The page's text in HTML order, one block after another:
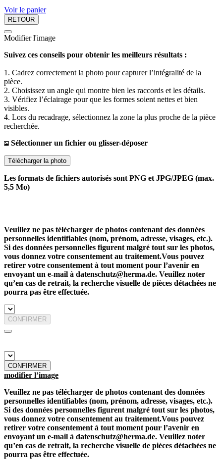
Voir le panier
RETOUR
Modifier l'image
Suivez ces conseils pour obtenir les meilleurs résultats :
1. Cadrez correctement la photo pour capturer l’intégralité de la
pièce.
2. Choisissez un angle qui montre bien les raccords et les détails.
3. Vérifiez l’éclairage pour que les formes soient nettes et bien
visibles.
4. Lors du recadrage, sélectionnez la zone la plus proche de la pièce
recherchée.
Sélectionner un fichier ou glisser-déposer
Télécharger la photo
Les formats de fichiers autorisés sont PNG et JPG/JPEG (max.
5,5 Mo)
Veuillez ne pas télécharger de photos contenant des données
personnelles identifiables (nom, prénom, adresse, visages, etc.).
Si des données personnelles figurent malgré tout sur les photos,
vous donnez votre consentement au traitement.Vous pouvez
retirer votre consentement à tout moment pour l’avenir en
envoyant un e-mail à datenschutz@herma.de. Veuillez noter
qu’en cas de retrait, la recherche visuelle de pièces détachées ne
pourra pas être effectuée.
CONFIRMER
CONFIRMER
modifier l’image
Veuillez ne pas télécharger de photos contenant des données
personnelles identifiables (nom, prénom, adresse, visages, etc.).
Si des données personnelles figurent malgré tout sur les photos,
vous donnez votre consentement au traitement.Vous pouvez
retirer votre consentement à tout moment pour l’avenir en
envoyant un e-mail à datenschutz@herma.de. Veuillez noter
qu’en cas de retrait, la recherche visuelle de pièces détachées ne
pourra pas être effectuée.